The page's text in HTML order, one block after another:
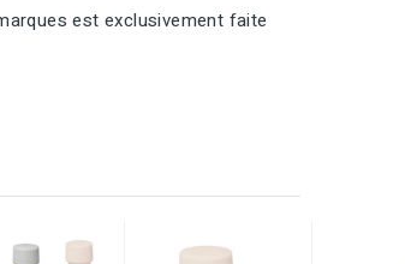
est exclusivement faite